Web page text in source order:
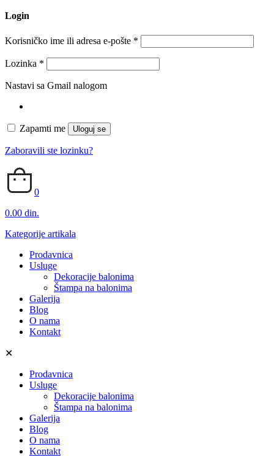
Login
Korisničko ime ili adresa e-pošte *
Lozinka *
Nastavi sa Gmail nalogom
Zapamti me Uloguj se
Zaboravili ste lozinku?
0
0.00 din.
Kategorije artikala
Prodavnica
Usluge
Dekoracije balonima
Štampa na balonima
Galerija
Blog
O nama
Kontakt
✕
Prodavnica
Usluge
Dekoracije balonima
Štampa na balonima
Galerija
Blog
O nama
Kontakt